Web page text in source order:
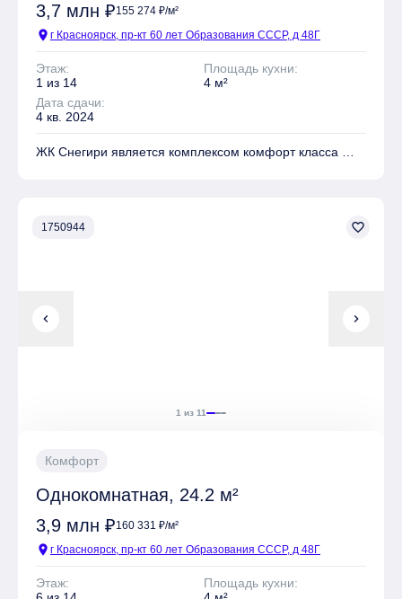
3,7 млн ₽155 274 ₽/м²
location_on г Красноярск, пр-кт 60 лет Образования СССР, д 48Г
Этаж:
1 из 14
Площадь кухни:
4 м²
Дата сдачи:
4 кв. 2024
ЖК Снегири является комплексом комфорт класса
Коммерческие объекты
chevron_left chevron_right
1 из 11
1750944 favorite_border
Комфорт
Однокомнатная, 24.2 м²
3,9 млн ₽160 331 ₽/м²
location_on г Красноярск, пр-кт 60 лет Образования СССР, д 48Г
Этаж:
Площадь кухни: